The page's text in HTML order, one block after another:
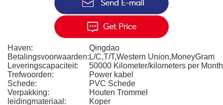
Haven:
Qingdao
Betalingsvoorwaarden: L/C,T/T,Western Union,MoneyGram
Leveringscapaciteit:
50000 Kilometer/kilometers per Month
Trefwoorden:
Power kabel
Schede:
PVC Schede
Verpakking:
Houten Trommel
leidingmateriaal:
Koper